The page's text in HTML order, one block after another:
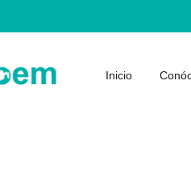
Inicio